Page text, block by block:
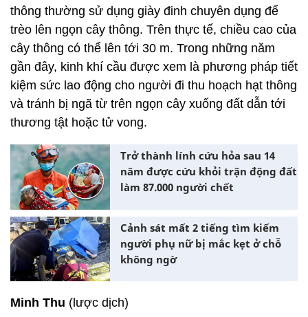
thông thường sử dụng giày đinh chuyên dụng để
trèo lên ngọn cây thông. Trên thực tế, chiều cao của
cây thông có thể lên tới 30 m. Trong những năm
gần đây, kinh khí cầu được xem là phương pháp tiết
kiệm sức lao động cho người đi thu hoạch hạt thông
và tránh bị ngã từ trên ngọn cây xuống đất dẫn tới
thương tật hoặc tử vong.
Trở thành lính cứu hỏa sau 14
năm được cứu khỏi trận động đất
làm 87.000 người chết
Cảnh sát mất 2 tiếng tìm kiếm
người phụ nữ bị mắc kẹt ở chỗ
không ngờ
Minh Thu (lược dịch)